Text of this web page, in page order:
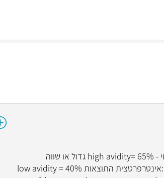
תשובה של בדיקת דם שבוע 9... IGG- חיובי 114.0 AU/ml אבידיטי - high avidity= 65% גדול או שווה
probably past infection .אינדיקציה להדבקה מעל 3 חודשים :אינטרפרטצית התוצאות low avidity = 40%